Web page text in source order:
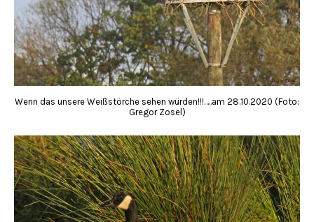
Wenn das unsere Weißstörche sehen würden!!!…..am 28.10.2020 (Foto:
Gregor Zosel)